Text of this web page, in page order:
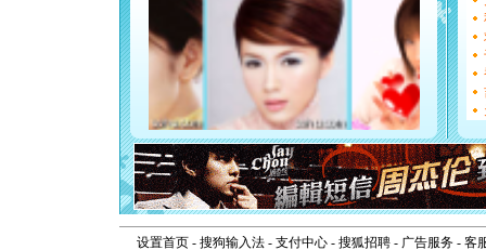
如意,快
[元旦]
断电。
你是我
[元旦]
起；二
离。水
[元旦]当
泣，这痛
卖了。水
[春节]风
颜！冬去
道一声平
设置首页- 搜狗输入法- 支付中心- 搜狐招聘- 广告服务- 客